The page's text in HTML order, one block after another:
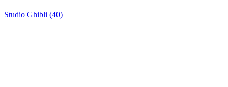
Studio Ghibli (40)